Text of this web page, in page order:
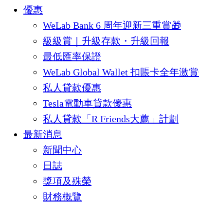
優惠
WeLab Bank 6 周年迎新三重賞🎁
級級賞｜升級存款・升級回報
最低匯率保證
WeLab Global Wallet 扣賬卡全年激
私人貸款優惠
Tesla電動車貸款優惠
私人貸款「R Friends大薦」計劃
最新消息
新聞中心
日誌
獎項及殊榮
財務概覽